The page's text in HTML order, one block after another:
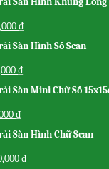
₫
Sàn Hình Số Scan
₫
Sàn Mini Chữ Số
₫
Sàn Hình Chữ Scan
₫